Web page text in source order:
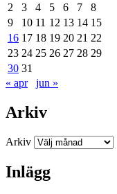
2
3 4 5 6 7
8
9
10 11 12 13 14 15
16 17 18 19 20 21 22
23 24 25 26 27 28 29
30 31
« apr
jun »
Arkiv
Arkiv
Inlägg